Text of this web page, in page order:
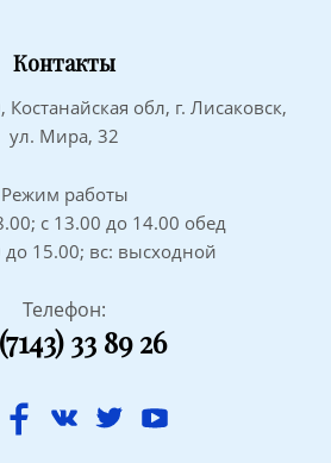
Контакты
Костанайская обл, г. Лисаковск,
ул. Мира, 32
Режим работы
с 13.00 до 14.00 обед
до 15.00; вс: высходной
Телефон:
33 89 26